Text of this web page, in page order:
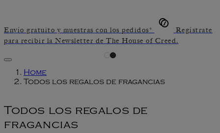
Envío gratuito y muestras con los pedidos*
Regístrate
para recibir la Newsletter de The House of Creed.
Home
Todos los regalos de fragancias
Todos los regalos de
fragancias